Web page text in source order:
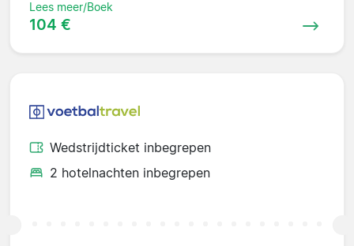
Lees meer/Boek
104 €
Wedstrijdticket inbegrepen
2 hotelnachten inbegrepen